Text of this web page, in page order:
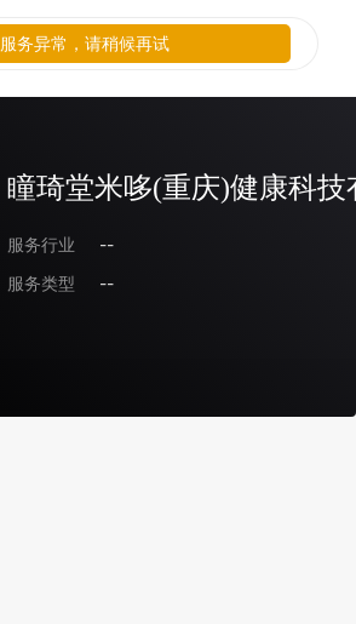
瞳琦堂米哆(重庆)健康科技
服务行业
--
服务类型
--
服务异常，请稍候再试